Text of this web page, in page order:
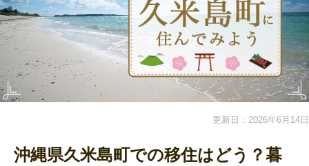
更新日：2026年6月14日
沖縄県久米島町での移住はどう？暮